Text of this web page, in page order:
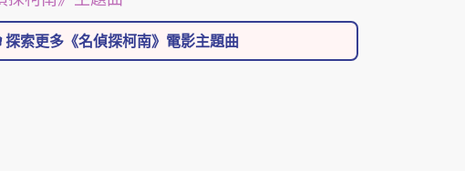
探索更多《名偵探柯南》電影主題曲